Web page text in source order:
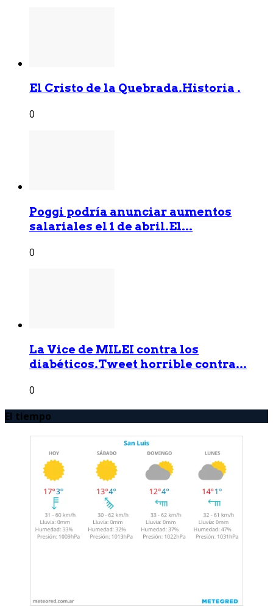
El Cristo de la Quebrada.Historia .
0
Poggi podría anunciar aumentos
salariales el 1 de abril.El...
0
La Vice de MILEI contra los
diabéticos.Tweet horrible contra...
0
El tiempo